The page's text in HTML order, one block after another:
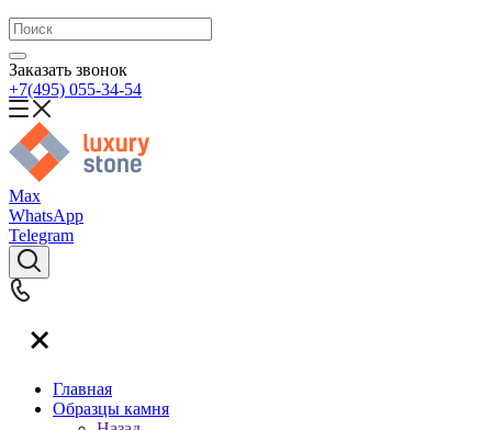
Заказать звонок
+7(495) 055-34-54
Max
WhatsApp
Telegram
Главная
Образцы камня